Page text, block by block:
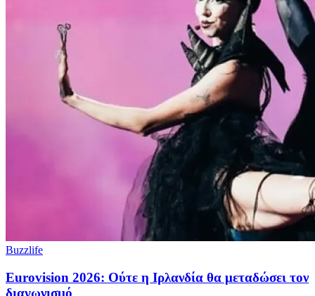
Buzzlife
Eurovision 2026: Ούτε η Ιρλανδία θα μεταδώσει τον
διαγωνισμό